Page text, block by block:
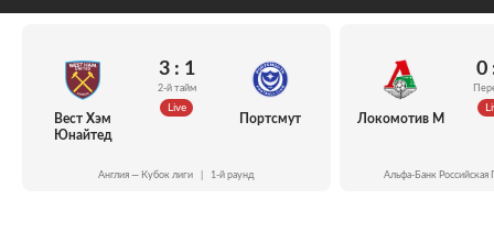
Вест Хэм
Юнайтед
3 : 1
2-й тайм
Live
Портсмут
Англия — Кубок лиги 1-й раунд
Локомотив М
0
Альфа-Банк Российская